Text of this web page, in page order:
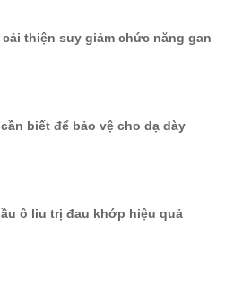
thiện suy giảm chức năng gan
biết để bảo vệ cho dạ dày
ô liu trị đau khớp hiệu quả